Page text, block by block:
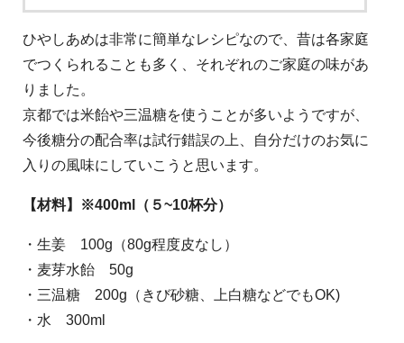
ひやしあめは非常に簡単なレシピなので、昔は各家庭
でつくられることも多く、それぞれのご家庭の味があ
りました。
京都では米飴や三温糖を使うことが多いようですが、
今後糖分の配合率は試行錯誤の上、自分だけのお気に
入りの風味にしていこうと思います。
【材料】※400ml（５~10杯分）
・生姜 100g（80g程度皮なし）
・麦芽水飴 50g
・三温糖 200g（きび砂糖、上白糖などでもOK)
・水 300ml